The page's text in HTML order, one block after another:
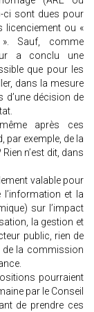
ci sont dues pour
licenciement ou «
Sauf, comme
a conclu une
que pour les
dans la mesure
d’une décision de
après ces
par exemple, de la
n’est dit, dans
valable pour
l’information et la
sur l’impact
la gestion et
public, rien de
de la commission
pourraient
par le Conseil
de prendre ces